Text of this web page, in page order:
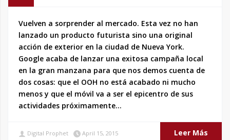
Vuelven a sorprender al mercado. Esta vez no han
lanzado un producto futurista sino una original
acción de exterior en la ciudad de Nueva York.
Google acaba de lanzar una exitosa campaña local
en la gran manzana para que nos demos cuenta de
dos cosas: que el OOH no está acabado ni mucho
menos y que el móvil va a ser el epicentro de sus
actividades próximamente…
Digital Prophet April 15, 2015 Leer Más